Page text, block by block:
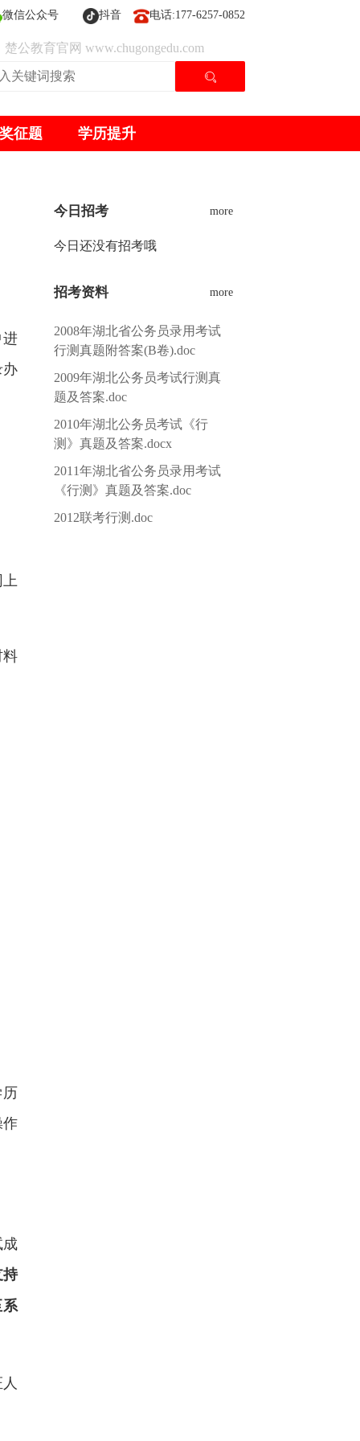
微信公众号 抖音 电话:177-6257-0852
楚公教育官网 www.chugongedu.com
征题 学历提升
今日招考 more
今日还没有招考哦
招考资料 more
2008年湖北省公务员录用考试
行测真题附答案(B卷).doc
2009年湖北公务员考试行测真
题及答案.doc
2010年湖北公务员考试《行
测》真题及答案.docx
2011年湖北省公务员录用考试
《行测》真题及答案.doc
2012联考行测.doc